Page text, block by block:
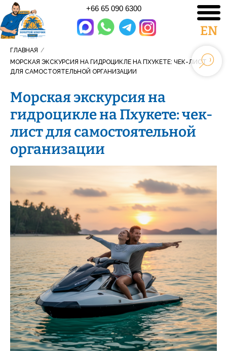
EN
+66 65 090 6300
ГЛАВНАЯ /
МОРСКАЯ ЭКСКУРСИЯ НА ГИДРОЦИКЛЕ НА ПХУКЕТЕ: ЧЕК-ЛИСТ
ДЛЯ САМОСТОЯТЕЛЬНОЙ ОРГАНИЗАЦИИ
Морская экскурсия на
гидроцикле на Пхукете: чек-
лист для самостоятельной
организации